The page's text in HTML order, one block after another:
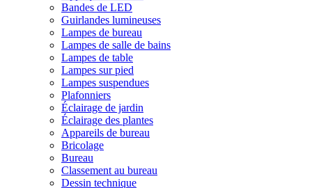
Bandes de LED
Guirlandes lumineuses
Lampes de bureau
Lampes de salle de bains
Lampes de table
Lampes sur pied
Lampes suspendues
Plafonniers
Éclairage de jardin
Éclairage des plantes
Appareils de bureau
Bricolage
Bureau
Classement au bureau
Dessin technique